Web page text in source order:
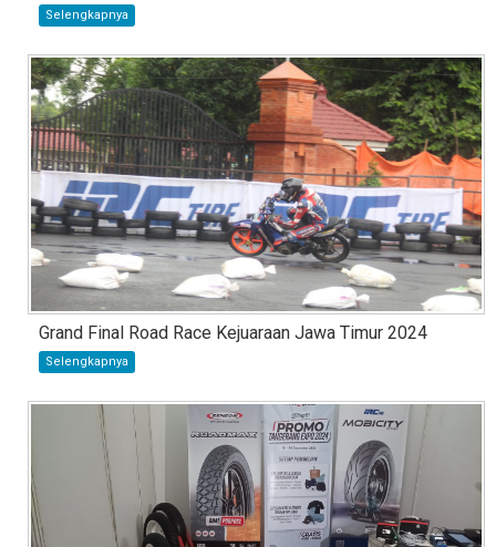
Selengkapnya
Grand Final Road Race Kejuaraan Jawa Timur 2024
Selengkapnya